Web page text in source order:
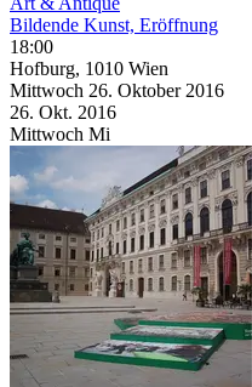
Bildende Kunst, Eröffnung
18:00
Hofburg, 1010 Wien
Mittwoch 26. Oktober 2016
26. Okt. 2016
Mittwoch Mi